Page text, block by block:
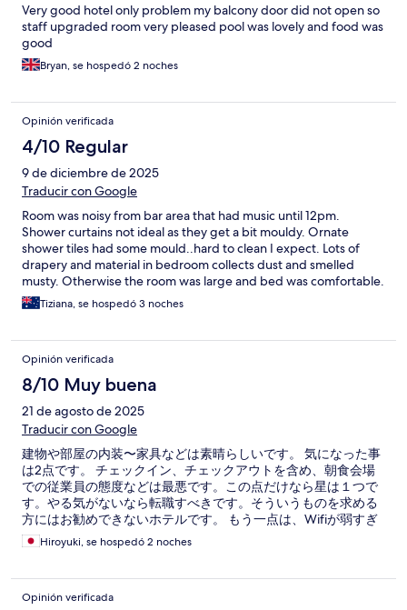
Very good hotel only problem my balcony door did not open so
staff upgraded room very pleased pool was lovely and food was
good
Bryan, se hospedó 2 noches
Opinión verificada
4/10 Regular
9 de diciembre de 2025
Traducir con Google
Room was noisy from bar area that had music until 12pm.
Shower curtains not ideal as they get a bit mouldy. Ornate
shower tiles had some mould..hard to clean I expect. Lots of
drapery and material in bedroom collects dust and smelled
musty. Otherwise the room was large and bed was comfortable.
Tiziana, se hospedó 3 noches
Opinión verificada
8/10 Muy buena
21 de agosto de 2025
Traducir con Google
建物や部屋の内装〜家具などは素晴らしいです。 気になった事
は2点です。 チェックイン、チェックアウトを含め、朝食会場
での従業員の態度などは最悪です。この点だけなら星は１つで
す。やる気がないなら転職すべきです。そういうものを求める
方にはお勧めできないホテルです。 もう一点は、Wifiが弱すぎ
る点です。 私は4階の部屋でしたから他の環境は分かりません
が、とにかく繋がらない、すぐに切れるで使い物になりませ
当に素晴らしいので勿体無いです・・・
Hiroyuki, se hospedó 2 noches
Opinión verificada